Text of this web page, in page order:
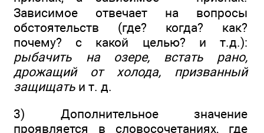
Зависимое отвечает на вопросы
обстоятельств (где? когда? как?
почему? с какой целью? и т.д.):
рыбачить на озере, встать рано,
дрожащий от холода, призванный
защищать и т. д.
3) Дополнительное значение
проявляется в словосочетаниях, где